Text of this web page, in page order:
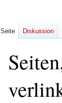
Seite Diskussion